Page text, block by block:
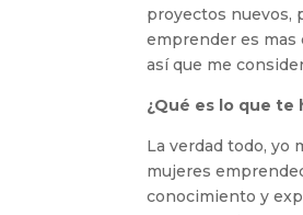
proyectos nuevos,
emprender es mas
así que me
¿Qué es lo que
La verdad todo, yo
mujeres
conocimiento y